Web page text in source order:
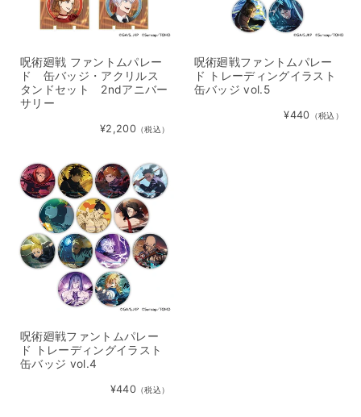
呪術廻戦 ファントムパレー
ド 缶バッジ・アクリルス
タンドセット 2ndアニバー
サリー
¥2,200 （税込）
呪術廻戦ファントムパレー
ド トレーディングイラスト
缶バッジ vol.5
¥440 （税込）
呪術廻戦ファントムパレー
ド トレーディングイラスト
缶バッジ vol.4
¥440 （税込）